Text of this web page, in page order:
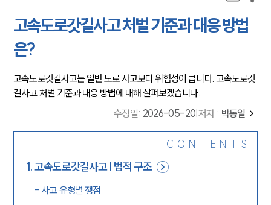
고속도로갓길사고 처벌 기준과 대응 방법
은?
고속도로갓길사고는 일반 도로 사고보다 위험성이 큽니다. 고속도로갓
길사고 처벌 기준과 대응 방법에 대해 살펴보겠습니다.
수정일: 2026-05-20 저자 : 박동일
CONTENTS
1.고속도로갓길사고 | 법적 구조
-사고 유형별 쟁점